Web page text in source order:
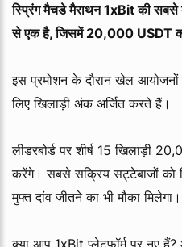
स्प्रिंग मैचडे मैराथन 1xBit की सबसे
से एक है, जिसमें 20,000 USDT
इस प्रमोशन के दौरान खेल आयोजनों
लिए खिलाड़ी अंक अर्जित करते हैं।
लीडरबोर्ड पर शीर्ष 15 खिलाड़ी
करेंगे। सबसे सक्रिय सट्टेबाजों को
मुफ्त दांव जीतने का भी मौका मिलेगा।
क्या आप 1xBit प्लेटफॉर्म पर नए